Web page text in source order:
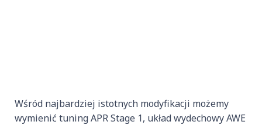
Wśród najbardziej istotnych modyfikacji możemy
wymienić tuning APR Stage 1, układ wydechowy AWE